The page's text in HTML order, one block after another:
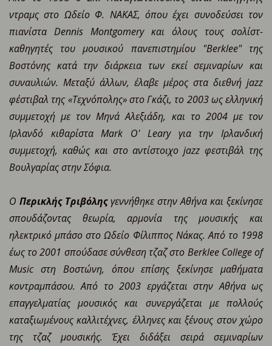
ντραμς στο Ωδείο Φ. ΝΑΚΑΣ, όπου έχει συνοδεύσει τον
πιανίστα Dennis Montgomery και όλους τους σολίστ-
καθηγητές του μουσικού πανεπιστημίου "Berklee" της
Βοστόνης κατά την διάρκεια των εκεί σεμιναρίων και
συναυλιών. Μεταξύ άλλων, έλαβε μέρος στα διεθνή jazz
φέστιβαλ της «Τεχνόπολης» στο Γκάζι, το 2003 ως ελληνική
συμμετοχή με τον Μηνά Αλεξιάδη, και το 2004 με τον
Ιρλανδό κιθαρίστα Mark O' Leary για την Ιρλανδική
συμμετοχή, καθώς και στο αντίστοιχο jazz φεστιβάλ της
Βουλγαρίας στην Σόφια.
Ο Περικλής Τριβόληςγεννήθηκε στην Αθήνα και ξεκίνησε
σπουδάζοντας θεωρία, αρμονία της μουσικής και
ηλεκτρικό μπάσο στο Ωδείο Φίλιππος Νάκας. Από το 1998
έως το 2001 σπούδασε σύνθεση τζαζ στο Berklee College of
Music στη Βοστώνη, όπου επίσης ξεκίνησε μαθήματα
κοντραμπάσου. Από το 2003 εργάζεται στην Αθήνα ως
επαγγελματίας μουσικός και συνεργάζεται με πολλούς
καταξιωμένους καλλιτέχνες, έλληνες και ξένους στον χώρο
της τζαζ μουσικής. Έχει διδάξει σειρά σεμιναρίων